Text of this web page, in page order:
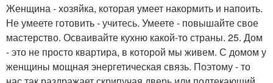
Женщина - хозяйка, которая умеет накормить и напоить.
Не умеете готовить - учитесь. Умеете - повышайте свое
мастерство. Осваивайте кухню какой-то страны. 25. Дом
- это не просто квартира, в которой мы живем. С домом у
женщины мощная энергетическая связь. Поэтому - то